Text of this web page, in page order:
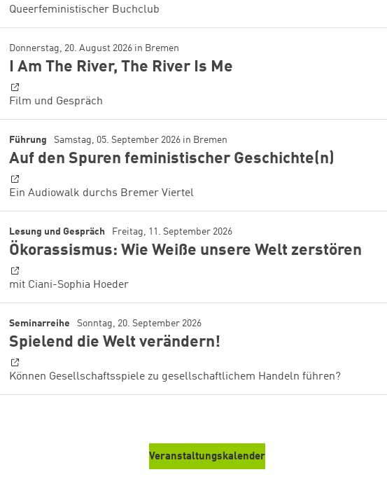
Queerfeministischer Buchclub
I Am The River, The River Is Me
Donnerstag, 20. August 2026 in Bremen
Film und Gespräch
Auf den Spuren feministischer Geschichte(n)
Führung Samstag, 05. September 2026 in Bremen
Ein Audiowalk durchs Bremer Viertel
Ökorassismus: Wie Weiße unsere Welt zerstören
Lesung und Gespräch Freitag, 11. September 2026
mit Ciani-Sophia Hoeder
Spielend die Welt verändern!
Seminarreihe Sonntag, 20. September 2026
Können Gesellschaftsspiele zu gesellschaftlichem Handeln führen?
Veranstaltungskalender